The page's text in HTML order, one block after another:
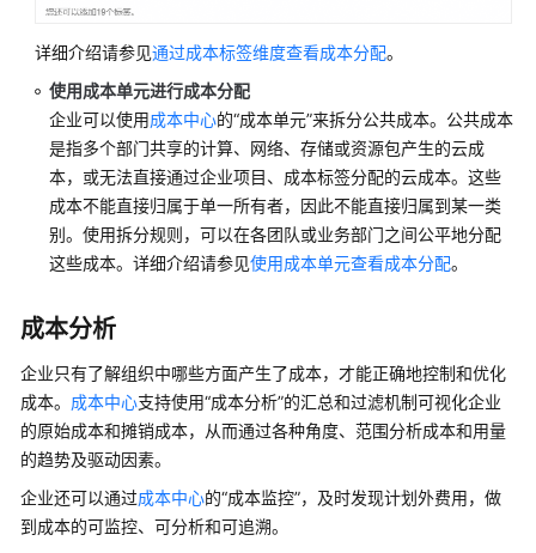
成
本
理
计
费
FAQ
快
入
门
用
户
指
南
最
详细介绍请参见通过成本标签维度查看成本分配。
使用成本单元进行成本分配
企业可以使用成本中心的“成本单元”来拆分公共成本。公共成本
是指多个部门共享的计算、网络、存储或资源包产生的云成
本，或无法直接通过企业项目、成本标签分配的云成本。这些
成本不能直接归属于单一所有者，因此不能直接归属到某一类
别。使用拆分规则，可以在各团队或业务部门之间公平地分配
这些成本。详细介绍请参见使用成本单元查看成本分配。
成本分析
企业只有了解组织中哪些方面产生了成本，才能正确地控制和优化
成本。 成本中心支持使用“成本分析”的汇总和过滤机制可视化企业
的原始成本和摊销成本，从而通过各种角度、范围分析成本和用量
的趋势及驱动因素。
企业还可以通过成本中心的“成本监控”，及时发现计划外费用，做
到成本的可监控、可分析和可追溯。